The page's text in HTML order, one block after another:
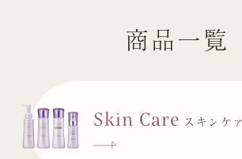
商品一覧
Skin Care スキンケァ